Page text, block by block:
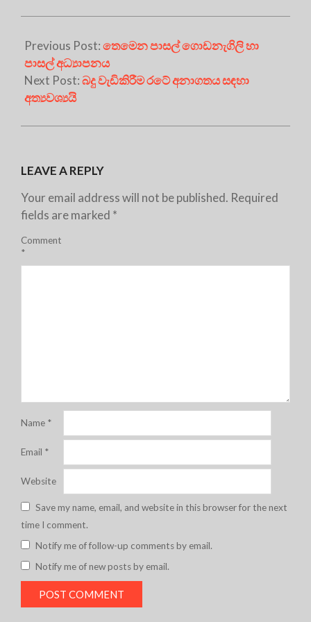
Previous Post:තෙමෙන පාසල් ගොඩනැගිලි හා
පාසල් අධ්‍යාපනය
Next Post:බදු වැඩිකිරීම රටේ අනාගතය සඳහා
අත්‍යවශ්‍යයි
LEAVE A REPLY
Your email address will not be published. Required
fields are marked *
Comment
*
Name *
Email *
Website
Save my name, email, and website in this browser for the next
time I comment.
Notify me of follow-up comments by email.
Notify me of new posts by email.